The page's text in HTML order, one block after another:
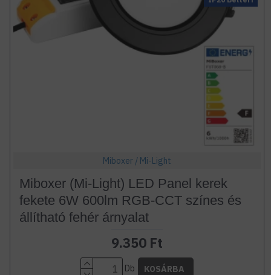
Miboxer / Mi-Light
Miboxer (Mi-Light) LED Panel kerek
fekete 6W 600lm RGB-CCT színes és
állítható fehér árnyalat
9.350 Ft
Db KOSÁRBA